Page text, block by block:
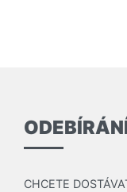
CHCETE